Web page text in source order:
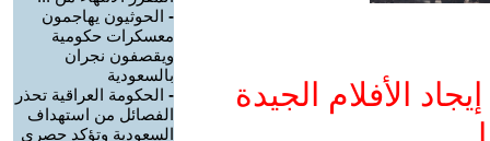
الأفلام الجيدة
- الحوثيون يهاجمون
معسكرات حكومية
ويقصفون نجران
بالسعودية
- الحكومة العراقية تحذر
الفصائل من استهداف
السعودية وتؤكد حصري